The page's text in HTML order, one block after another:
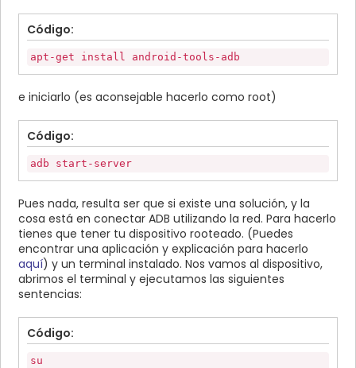
Código:
apt-get install android-tools-adb
e iniciarlo (es aconsejable hacerlo como root)
Código:
adb start-server
Pues nada, resulta ser que si existe una solución, y la
cosa está en conectar ADB utilizando la red. Para hacerlo
tienes que tener tu dispositivo rooteado. (Puedes
encontrar una aplicación y explicación para hacerlo
aquí) y un terminal instalado. Nos vamos al dispositivo,
abrimos el terminal y ejecutamos las siguientes
sentencias:
Código:
su